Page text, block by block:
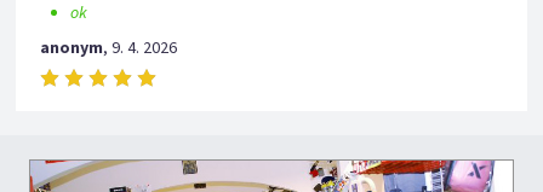
ok
anonym,9. 4. 2026